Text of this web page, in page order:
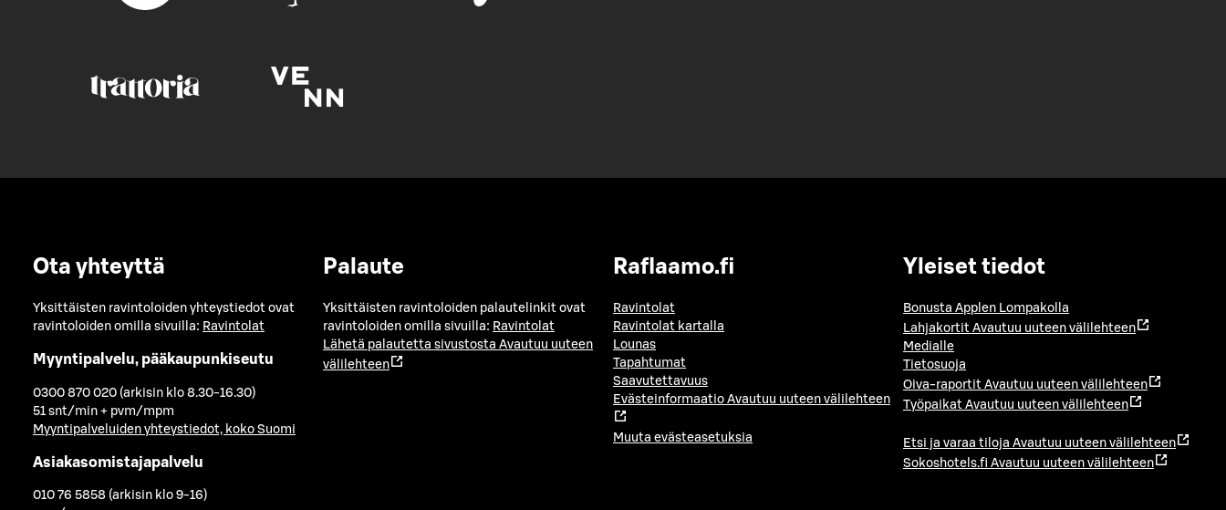
Ota yhteyttä
Yksittäisten ravintoloiden yhteystiedot ovat
ravintoloiden omilla sivuilla: Ravintolat
Myyntipalvelu, pääkaupunkiseutu
0300 870 020 (arkisin klo 8.30-16.30)
51 snt/min + pvm/mpm
Myyntipalveluiden yhteystiedot, koko Suomi
Asiakasomistajapalvelu
010 76 5858 (arkisin klo 9-16)
Palaute
Yksittäisten ravintoloiden palautelinkit ovat
ravintoloiden omilla sivuilla: Ravintolat
Lähetä palautetta sivustosta Avautuu uuteen
välilehteen
Raflaamo.fi
Ravintolat
Ravintolat kartalla
Lounas
Tapahtumat
Saavutettavuus
Evästeinformaatio Avautuu uuteen välilehteen
Muuta evästeasetuksia
Yleiset tiedot
Bonusta Applen Lompakolla
Lahjakortit Avautuu uuteen välilehteen
Medialle
Tietosuoja
Oiva-raportit Avautuu uuteen välilehteen
Työpaikat Avautuu uuteen välilehteen
Etsi ja varaa tiloja Avautuu uuteen välilehteen
Sokoshotels.fi Avautuu uuteen välilehteen